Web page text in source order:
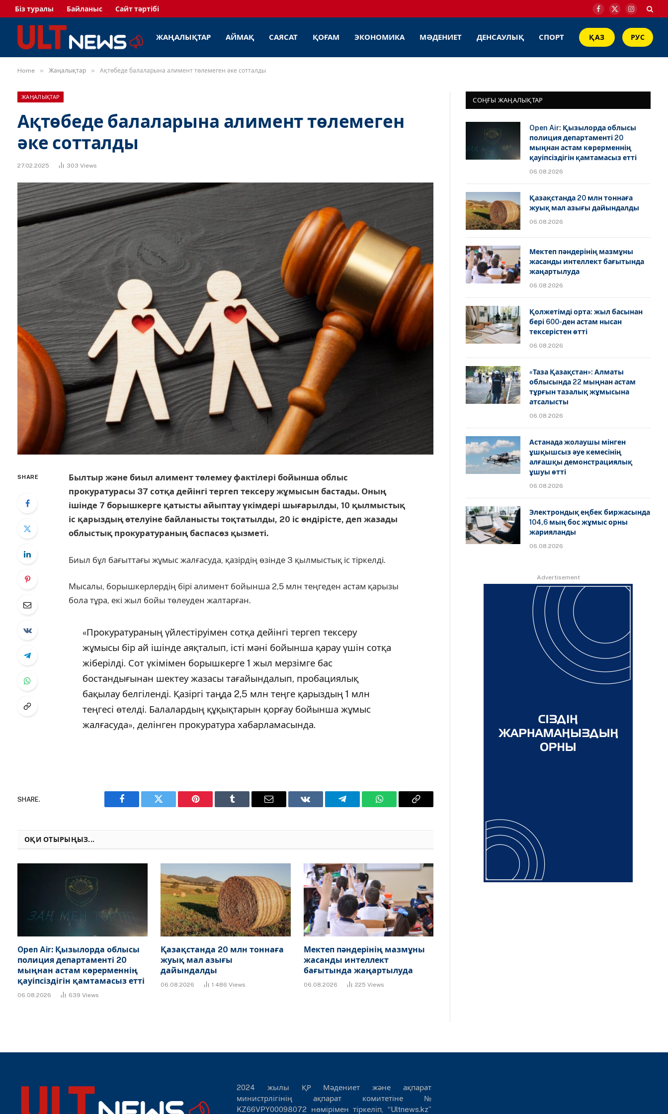
Біз туралы Байланыс Сайт тәртібі
Facebook
X
Instagram
ЖАҢАЛЫҚТАР АЙМАҚ САЯСАТ ҚОҒАМ ЭКОНОМИКА МӘДЕНИЕТ ДЕНСАУЛЫҚ СПОРТ ҚАЗ РУС
Home » Жаңалықтар » Ақтөбеде балаларына алимент төлемеген әке сотталды
ЖАҢАЛЫҚТАР
Ақтөбеде балаларына алимент төлемеген
әке сотталды
27.02.2025 303 Views
SHARE
Былтыр және биыл алимент төлемеу фактілері бойынша облыс
прокуратурасы 37 сотқа дейінгі тергеп тексеру жұмысын бастады. Оның
ішінде 7 борышкерге қатысты айыптау үкімдері шығарылды, 10 қылмыстық
іс қарыздың өтелуіне байланысты тоқтатылды, 20 іс өндірісте, деп жазады
облыстық прокуратураның баспасөз қызметі.
Биыл бұл бағыттағы жұмыс жалғасуда, қазірдің өзінде 3 қылмыстық іс тіркелді.
Мысалы, борышкерлердің бірі алимент бойынша 2,5 млн теңгеден астам қарызы
бола тұра, екі жыл бойы төлеуден жалтарған.
«Прокуратураның үйлестіруімен сотқа дейінгі тергеп тексеру
жұмысы бір ай ішінде аяқталып, істі мәні бойынша қарау үшін сотқа
жіберілді. Сот үкімімен борышкерге 1 жыл мерзімге бас
бостандығынан шектеу жазасы тағайындалып, пробациялық
бақылау белгіленді. Қазіргі таңда 2,5 млн теңге қарыздың 1 млн
теңгесі өтелді. Балалардың құқықтарын қорғау бойынша жұмыс
жалғасуда», делінген прокуратура хабарламасында.
SHARE.
Facebook Twitter Pinterest Tumblr Email VKontakteTelegram WhatsAppCopy
ОҚИ ОТЫРЫҢЫЗ...
Open Air: Қызылорда облысы
полиция департаменті 20
мыңнан астам көрерменнің
қауіпсіздігін қамтамасыз етті
06.08.2026 639 Views
Қазақстанда 20 млн тоннаға
жуық мал азығы
дайындалды
06.08.2026 1 486 Views
Мектеп пәндерінің мазмұны
жасанды интеллект
бағытында жаңартылуда
06.08.2026 225 Views
СОҢҒЫ ЖАҢАЛЫҚТАР
Open Air: Қызылорда облысы
полиция департаменті 20
мыңнан астам көрерменнің
қауіпсіздігін қамтамасыз етті
06.08.2026
Қазақстанда 20 млн тоннаға
жуық мал азығы дайындалды
06.08.2026
Мектеп пәндерінің мазмұны
жасанды интеллект бағытында
жаңартылуда
06.08.2026
Қолжетімді орта: жыл басынан
бері 600-ден астам нысан
тексерістен өтті
06.08.2026
«Таза Қазақстан»: Алматы
облысында 22 мыңнан астам
тұрғын тазалық жұмысына
атсалысты
06.08.2026
Астанада жолаушы мінген
ұшқышсыз әуе кемесінің
алғашқы демонстрациялық
ұшуы өтті
06.08.2026
Электрондық еңбек биржасында
104,6 мың бос жұмыс орны
жарияланды
06.08.2026
Advertisement
2024 жылы ҚР Мәдениет және ақпарат
министрлігінің ақпарат комитетіне №
KZ66VPY00098072 нөмірімен тіркеліп, “Ultnews.kz”